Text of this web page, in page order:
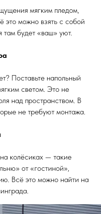
мягким пледом,
это можно взять с собой
будет «ваш» уют.
Поставьте напольный
светом. Это не
над пространством. В
не требуют монтажа.
колёсиках — такие
от «гостиной»,
Всё это можно найти на